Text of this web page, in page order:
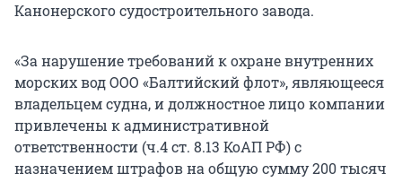
Канонерского судостроительного завода.
«За нарушение требований к охране внутренних
морских вод ООО «Балтийский флот», являющееся
владельцем судна, и должностное лицо компании
привлечены к административной
ответственности (ч.4 ст. 8.13 КоАП РФ) с
назначением штрафов на общую сумму 200 тысяч